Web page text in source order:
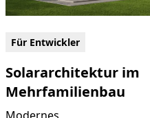
Für Entwickler
Solararchitektur im
Mehrfamilienbau